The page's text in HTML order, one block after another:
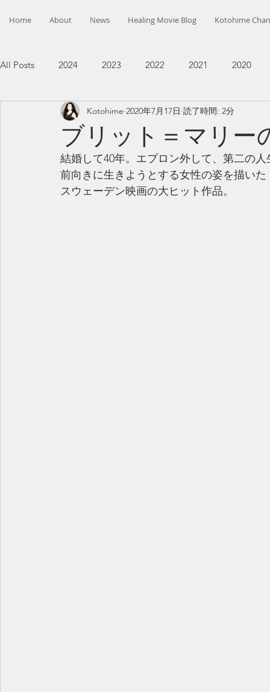
Home About News Healing Movie Blog Kotohime
All Posts 2024 2023 2022 2021 2020
ブリット＝マリー
Kotohime 2020年7月17日 読了時間: 2分
結婚して40年。エプロン外して、第二の
前向きに生きようとする女性の姿を描いた
スウェーデン映画の大ヒット作品。